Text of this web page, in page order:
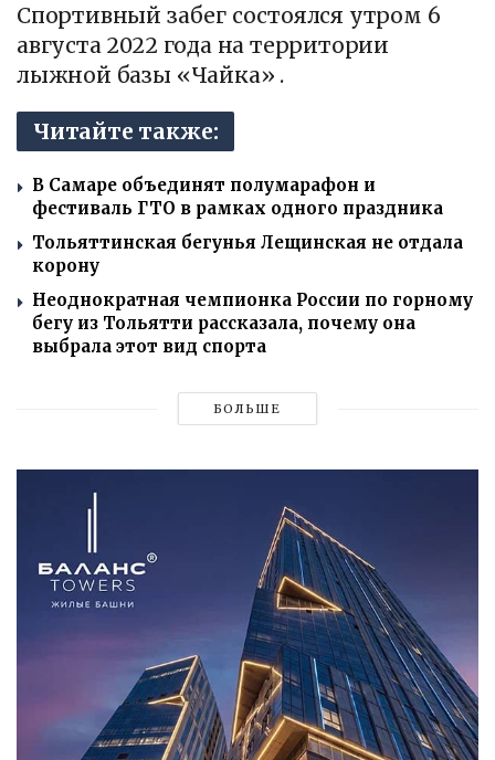
Спортивный забег состоялся утром 6
августа 2022 года на территории
лыжной базы «Чайка» .
Читайте также:
В Самаре объединят полумарафон и
фестиваль ГТО в рамках одного праздника
Тольяттинская бегунья Лещинская не отдала
корону
Неоднократная чемпионка России по горному
бегу из Тольятти рассказала, почему она
выбрала этот вид спорта
БОЛЬШЕ